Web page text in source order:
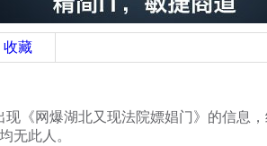
收藏
《网爆湖北又现法院嫖娼门》的信息，
无此人。